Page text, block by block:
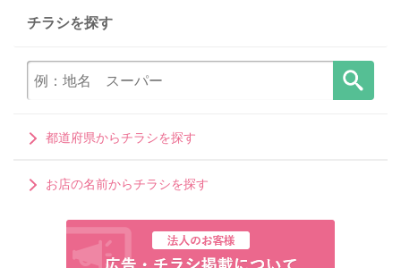
チラシを探す
都道府県からチラシを探す
お店の名前からチラシを探す